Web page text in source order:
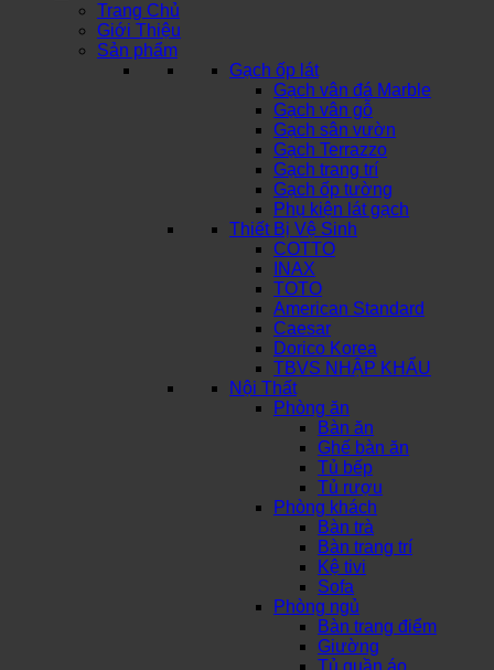
Trang Chủ
Giới Thiệu
Sản phẩm
Gạch ốp lát
Gạch vân đá Marble
Gạch vân gỗ
Gạch sân vườn
Gạch Terrazzo
Gạch trang trí
Gạch ốp tường
Phụ kiện lát gạch
Thiết Bị Vệ Sinh
COTTO
INAX
TOTO
American Standard
Caesar
Dorico Korea
TBVS NHẬP KHẨU
Nội Thất
Phòng ăn
Bàn ăn
Ghế bàn ăn
Tủ bếp
Tủ rượu
Phòng khách
Bàn trà
Bàn trang trí
Kệ tivi
Sofa
Phòng ngủ
Bàn trang điểm
Giường